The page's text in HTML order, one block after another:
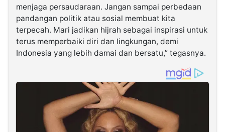
menjaga persaudaraan. Jangan sampai perbedaan
pandangan politik atau sosial membuat kita
terpecah. Mari jadikan hijrah sebagai inspirasi untuk
terus memperbaiki diri dan lingkungan, demi
Indonesia yang lebih damai dan bersatu,” tegasnya.